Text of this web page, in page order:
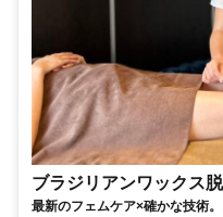
ブラジリアンワックス
最新のフェムケア×確かな技術